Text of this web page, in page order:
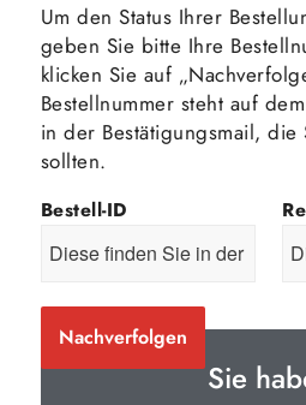
Um den Status Ihrer
geben Sie bitte Ihre
klicken Sie auf
Bestellnummer steht auf
in der Bestätigungsmail, die
sollten.
Bestell-ID
Nachverfolgen
Sie